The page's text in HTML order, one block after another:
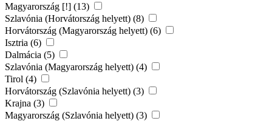
Magyarország [!] (13)
Szlavónia (Horvátország helyett) (8)
Horvátország (Magyarország helyett) (6)
Isztria (6)
Dalmácia (5)
Szlavónia (Magyarország helyett) (4)
Tirol (4)
Horvátország (Szlavónia helyett) (3)
Krajna (3)
Magyarország (Szlavónia helyett) (3)